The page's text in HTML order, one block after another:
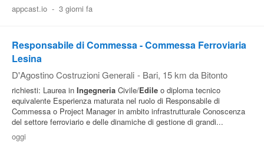
appcast.io - 3 giorni fa
Responsabile di Commessa - Commessa Ferroviaria
Lesina
D'Agostino Costruzioni Generali - Bari, 15 km da Bitonto
richiesti: Laurea in Ingegneria Civile/Edile o diploma tecnico
equivalente Esperienza maturata nel ruolo di Responsabile di
Commessa o Project Manager in ambito infrastrutturale Conoscenza
del settore ferroviario e delle dinamiche di gestione di grandi...
oggi